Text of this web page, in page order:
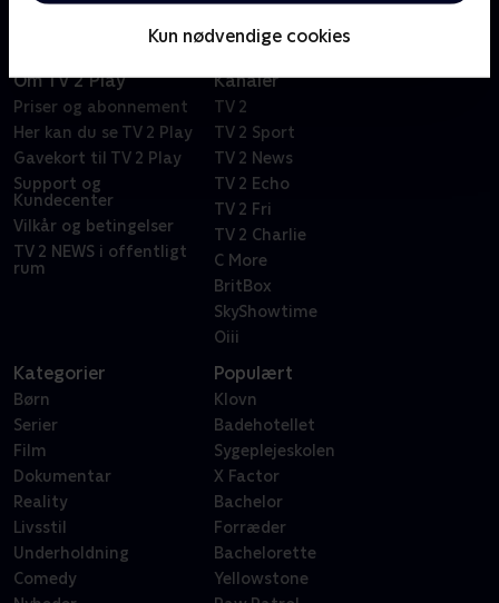
Kun nødvendige cookies
Om TV 2 Play
Priser og abonnement
Her kan du se TV 2 Play
Gavekort til TV 2 Play
Support og
Kundecenter
Vilkår og betingelser
TV 2 NEWS i offentligt
rum
Kanaler
TV 2
TV 2 Sport
TV 2 News
TV 2 Echo
TV 2 Fri
TV 2 Charlie
C More
BritBox
SkyShowtime
Oiii
Kategorier
Børn
Serier
Film
Dokumentar
Reality
Livsstil
Underholdning
Comedy
Populært
Klovn
Badehotellet
Sygeplejeskolen
X Factor
Bachelor
Forræder
Bachelorette
Yellowstone